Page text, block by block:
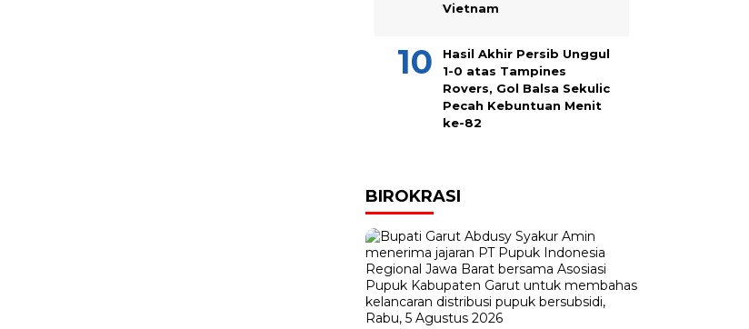
Vietnam
Hasil Akhir Persib Unggul
1-0 atas Tampines
Rovers, Gol Balsa Sekulic
Pecah Kebuntuan Menit
ke-82
BIROKRASI